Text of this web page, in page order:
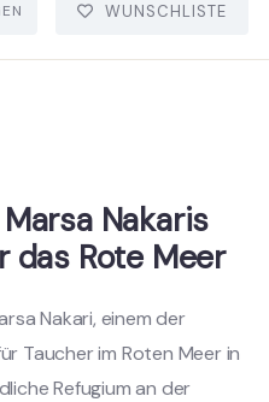
WUNSCHLISTE
Nakaris
das Rote Meer
Nakari, einem der
Taucher im Roten Meer in
Refugium an der